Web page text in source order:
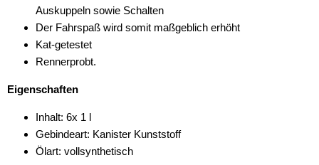
Auskuppeln sowie Schalten
Der Fahrspaß wird somit maßgeblich erhöht
Kat-getestet
Rennerprobt.
Eigenschaften
Inhalt: 6x 1 l
Gebindeart: Kanister Kunststoff
Ölart: vollsynthetisch